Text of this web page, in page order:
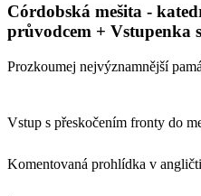
Córdobská mešita -
průvodcem + Vstupenka
Prozkoumej nejvýznamnější
Vstup s přeskočením fronty do
Komentovaná prohlídka v